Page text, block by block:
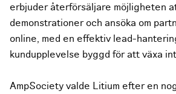
erbjuder återförsäljare möjligheten
demonstrationer och ansöka om
online, med en effektiv lead-
kundupplevelse byggd för att växa
AmpSociety valde Litium efter en